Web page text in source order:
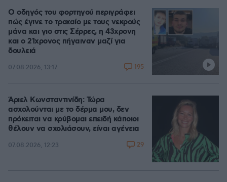
Ο οδηγός του φορτηγού περιγράφει
πώς έγινε το τροχαίο με τους νεκρούς
μάνα και γιο στις Σέρρες, η 43χρονη
και ο 21χρονος πήγαιναν μαζί για
δουλειά
07.08.2026, 13:17 195
Άριελ Κωνσταντινίδη: Τώρα
ασχολούνται με το δέρμα μου, δεν
πρόκειται να κρύβομαι επειδή κάποιοι
θέλουν να σχολιάσουν, είναι αγένεια
07.08.2026, 12:23 29